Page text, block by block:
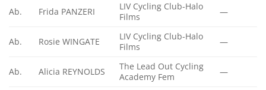
Ab. Frida PANZERI
LIV Cycling Club-Halo
Films
—
Ab. Rosie WINGATE
LIV Cycling Club-Halo
Films
—
Ab. Alicia REYNOLDS
The Lead Out Cycling
Academy Fem
—